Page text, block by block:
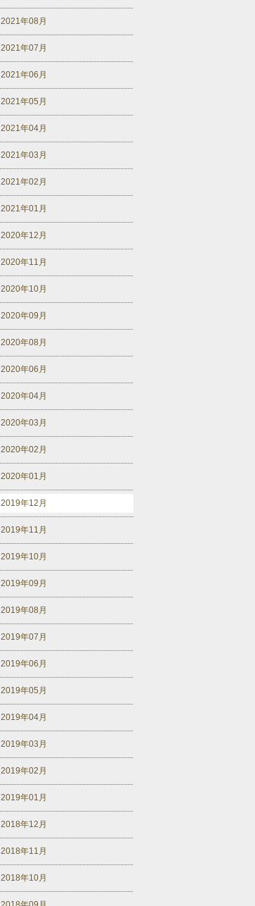
2021年08月
2021年07月
2021年06月
2021年05月
2021年04月
2021年03月
2021年02月
2021年01月
2020年12月
2020年11月
2020年10月
2020年09月
2020年08月
2020年06月
2020年04月
2020年03月
2020年02月
2020年01月
2019年12月
2019年11月
2019年10月
2019年09月
2019年08月
2019年07月
2019年06月
2019年05月
2019年04月
2019年03月
2019年02月
2019年01月
2018年12月
2018年11月
2018年10月